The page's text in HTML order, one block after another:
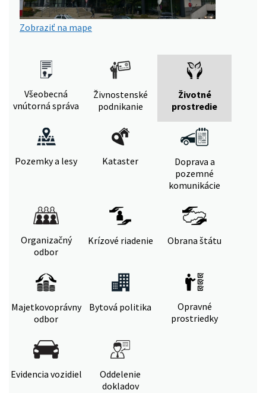
Zobraziť na mape
Všeobecná
vnútorná správa
Živnostenské
podnikanie
Životné
prostredie
Pozemky a lesy Kataster
Doprava a
pozemné
komunikácie
Organizačný
odbor
Krízové riadenie Obrana štátu
Majetkovoprávny
odbor
Bytová politika
Opravné
prostriedky
Evidencia vozidiel
Oddelenie
dokladov